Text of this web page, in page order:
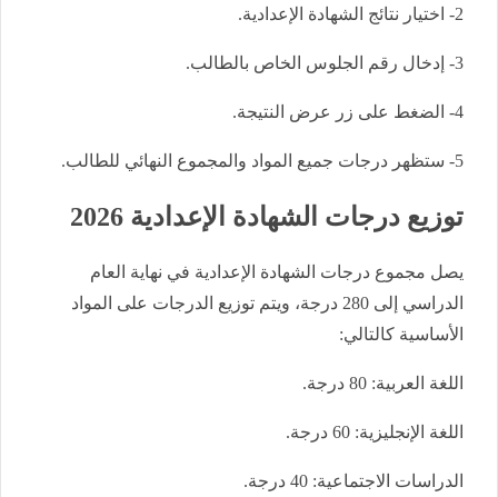
2- اختيار نتائج الشهادة الإعدادية.
3- إدخال رقم الجلوس الخاص بالطالب.
4- الضغط على زر عرض النتيجة.
5- ستظهر درجات جميع المواد والمجموع النهائي للطالب.
توزيع درجات الشهادة الإعدادية 2026
يصل مجموع درجات الشهادة الإعدادية في نهاية العام
الدراسي إلى 280 درجة، ويتم توزيع الدرجات على المواد
الأساسية كالتالي:
اللغة العربية: 80 درجة.
اللغة الإنجليزية: 60 درجة.
الدراسات الاجتماعية: 40 درجة.